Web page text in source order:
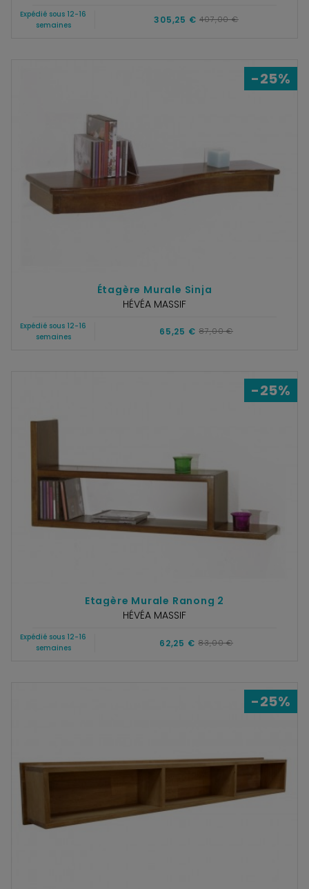
Expédié sous 12-16
semaines
305,25 € 407,00 €
-25%
Étagère Murale Sinja
HÉVÉA MASSIF
Expédié sous 12-16
semaines
65,25 € 87,00 €
-25%
Etagère Murale Ranong 2
HÉVÉA MASSIF
Expédié sous 12-16
semaines
62,25 € 83,00 €
-25%